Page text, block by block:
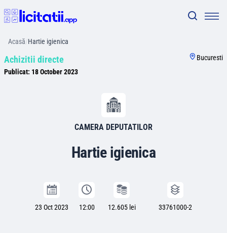
Acasă/Hartie igienica
Achizitii directe
Publicat: 18 October 2023
Bucuresti
CAMERA DEPUTATILOR
Hartie igienica
23 Oct 2023 12:00 12.605 lei 33761000-2